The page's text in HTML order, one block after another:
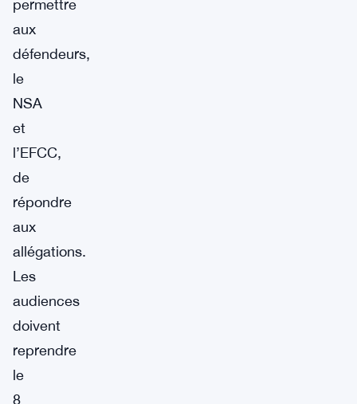
permettre
aux
défendeurs,
le
NSA
et
l’EFCC,
de
répondre
aux
allégations.
Les
audiences
doivent
reprendre
le
8